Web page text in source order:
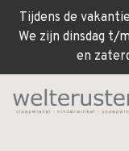
Tijdens de
We zijn dinsdag t/
en